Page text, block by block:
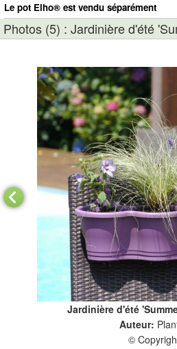
Le pot Elho® est vendu séparément
Photos (5) : Jardinière d'été
Jardinière d'été
Auteur:
©